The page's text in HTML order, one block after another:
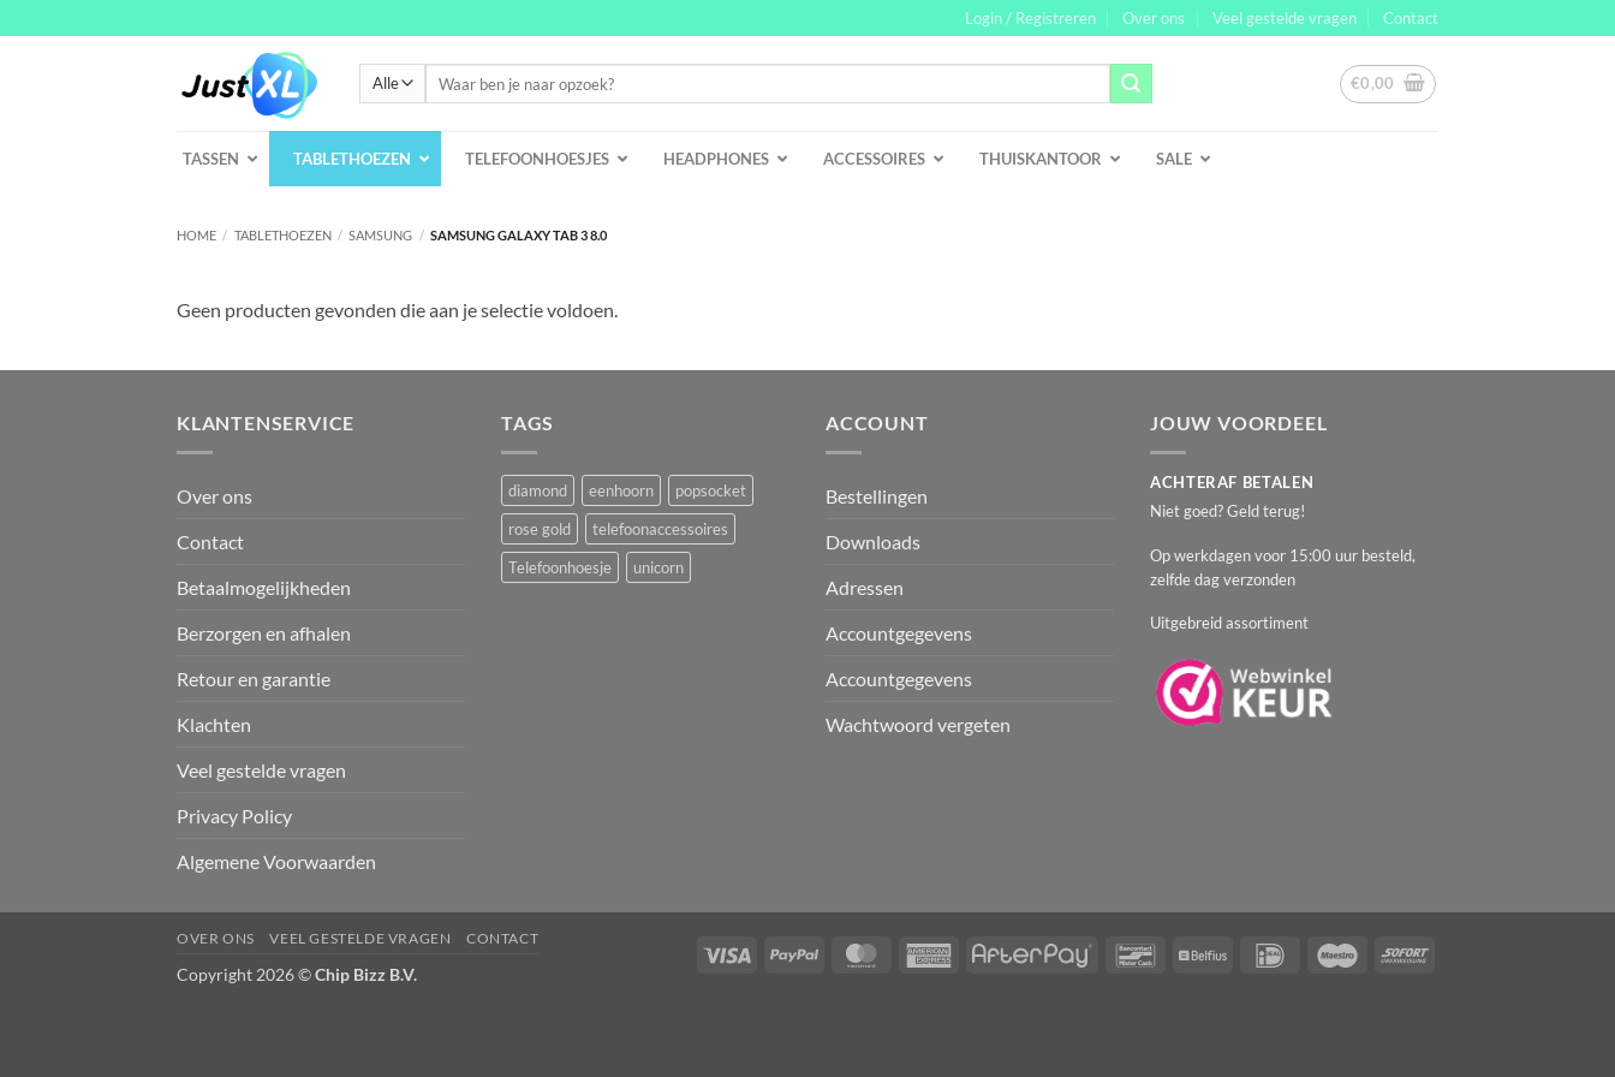
naar
Login / Registreren Over ons Veel gestelde vragen Contact
€0,00
TASSEN TABLETHOEZEN TELEFOONHOESJES HEADPHONES ACCESSOIRES THUISKANTOOR SALE
HOME / TABLETHOEZEN / SAMSUNG / SAMSUNG GALAXY TAB 3 8.0
Geen producten gevonden die aan je selectie voldoen.
KLANTENSERVICE
Over ons
Contact
Betaalmogelijkheden
Berzorgen en afhalen
Retour en garantie
Klachten
Veel gestelde vragen
Privacy Policy
Algemene Voorwaarden
TAGS
diamond eenhoorn
popsocket
rose gold
telefoonaccessoires
Telefoonhoesje
unicorn
ACCOUNT
Bestellingen
Downloads
Adressen
Accountgegevens
Accountgegevens
Wachtwoord vergeten
JOUW VOORDEEL
ACHTERAF BETALEN
Niet goed? Geld terug!
Op werkdagen voor 15:00 uur besteld,
zelfde dag verzonden
Uitgebreid assortiment
Visa PayPal MasterCardAmerican
AfterPay BancontactBelfius IDeal Maestro Sofort
OVER ONS VEEL GESTELDE VRAGEN CONTACT
Copyright 2026 ©Chip Bizz B.V.